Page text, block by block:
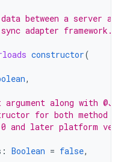
between a server
adapter framework.
constructor(
,
argument along with
for both method
and later platform
: Boolean = false,